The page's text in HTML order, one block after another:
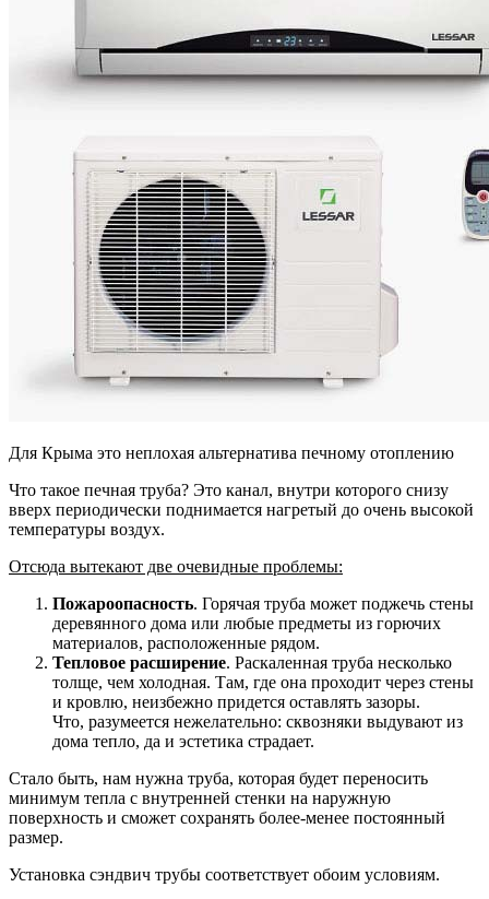
Для Крыма это неплохая альтернатива печному отоплению
Что такое печная труба? Это канал, внутри которого снизу
вверх периодически поднимается нагретый до очень высокой
температуры воздух.
Отсюда вытекают две очевидные проблемы:
Пожароопасность. Горячая труба может поджечь стены
деревянного дома или любые предметы из горючих
материалов, расположенные рядом.
Тепловое расширение. Раскаленная труба несколько
толще, чем холодная. Там, где она проходит через стены
и кровлю, неизбежно придется оставлять зазоры.
Что, разумеется нежелательно: сквозняки выдувают из
дома тепло, да и эстетика страдает.
Стало быть, нам нужна труба, которая будет переносить
минимум тепла с внутренней стенки на наружную
поверхность и сможет сохранять более-менее постоянный
размер.
Установка сэндвич трубы соответствует обоим условиям.